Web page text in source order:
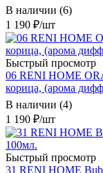
В наличии (6)
1 190 ₽/шт
Быстрый просмотр
06 RENI HOME
корица, (арома
В наличии (4)
1 190 ₽/шт
Быстрый просмотр
31 RENI HOME